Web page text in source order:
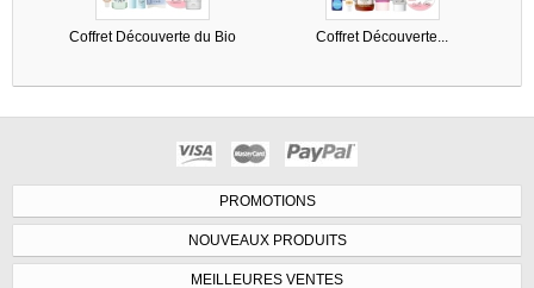
Coffret Découverte du Bio Coffret Découverte...
PROMOTIONS
NOUVEAUX PRODUITS
MEILLEURES VENTES